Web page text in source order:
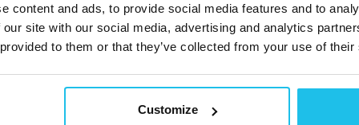
content and ads, to provide social media features and to
site with our social media, advertising and analytics
to them or that they’ve collected from your use of
Customize
se durante períodos de
ondas emitidas pelo dispositivo de